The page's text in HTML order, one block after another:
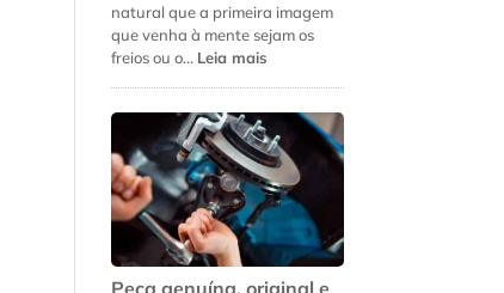
natural que a primeira imagem
que venha à mente sejam os
freios ou o… Leia mais
que
a
suspensão
do
seu
carro
precisa